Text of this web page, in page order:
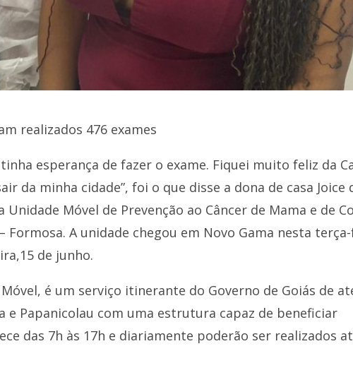
realizados 476 exames
esperança de fazer o exame. Fiquei muito feliz da
da minha cidade”, foi o que disse a dona de casa Joice
Móvel de Prevenção ao Câncer de Mama e de
A unidade chegou em Novo Gama nesta
de junho.
é um serviço itinerante do Governo de Goiás de
e Papanicolau com uma estrutura capaz de beneficiar
das 7h às 17h e diariamente poderão ser realizados